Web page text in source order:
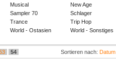
Musical New Age
Sampler 70 Schlager
Trance Trip Hop
World - Ostasien World - Sonstiges
54 Sortieren nach: Datum